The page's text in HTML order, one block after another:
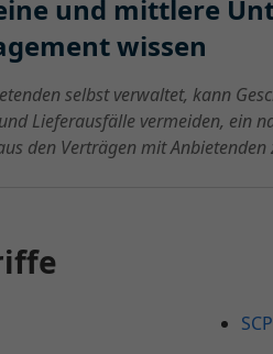
und mittlere
wissen
selbst verwaltet, kann
Lieferausfälle vermeiden, ein
den Verträgen mit Anbietenden